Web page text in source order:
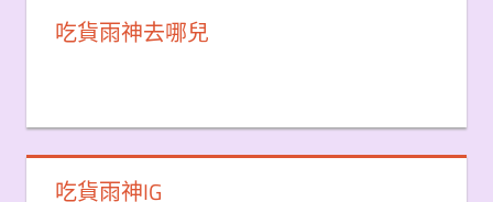
吃貨雨神去哪兒
吃貨雨神IG